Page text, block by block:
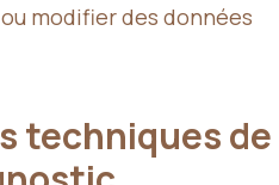
modifier des données
techniques de